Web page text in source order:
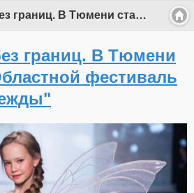
Творчество без границ. В Тюмени стартовал I Областной фестиваль "Крылья надежды"
границ. В Тюмени
фестиваль